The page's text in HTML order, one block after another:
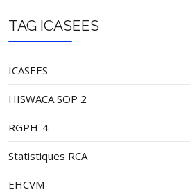
TAG ICASEES
ICASEES
HISWACA SOP 2
RGPH-4
Statistiques RCA
EHCVM